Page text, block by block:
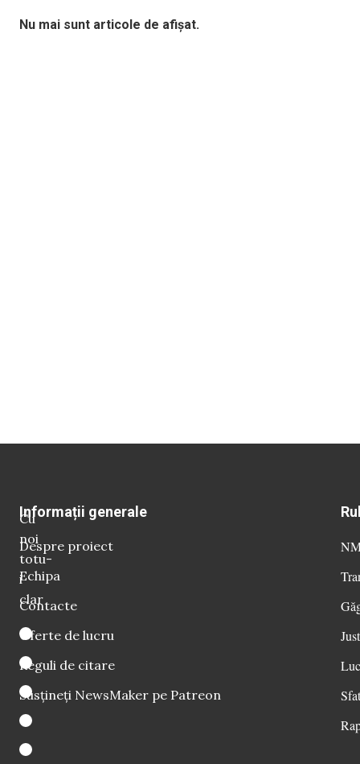
Nu mai sunt articole de afișat.
Cu
noi
totu-
i
clar
Informații generale
Despre proiect
Echipa
Contacte
Oferte de lucru
Reguli de citare
Susțineți NewsMaker pe Patreon